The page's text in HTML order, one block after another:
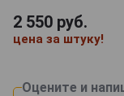
2 550 руб.
цена за штуку!
Оцените и